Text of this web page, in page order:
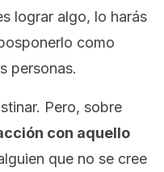
lograr algo, lo harás
como
personas.
Pero, sobre
con aquello
que no se cree